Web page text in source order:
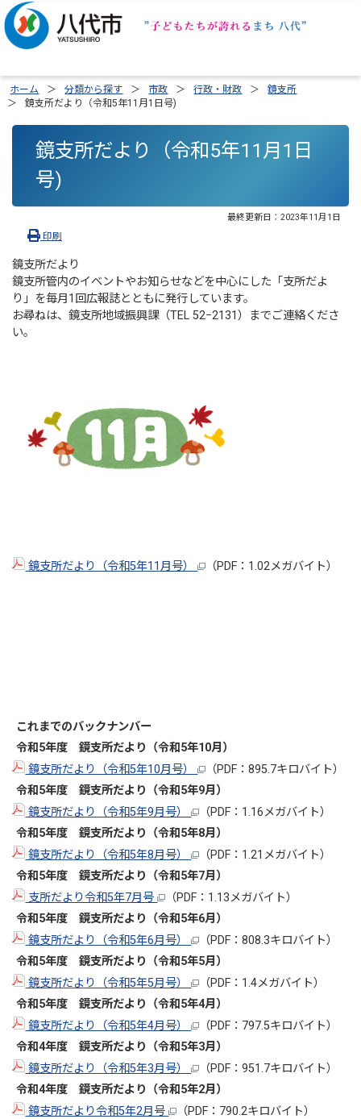
ホーム 分類から探す 市政 行政・財政
鏡支所
鏡支所だより（令和5年11月1日号)
鏡支所だより（令和5年11月1日
号)
最終更新日： 2023年11月1日
印刷
鏡支所だより
鏡支所管内のイベントやお知らせなどを中心にした「支所だよ
り」を毎月1回広報誌とともに発行しています。
お尋ねは、鏡支所地域振興課（TEL 52−2131）までご連絡くださ
い。
鏡支所だより（令和5年11月号） （PDF：1.02メガバイト）
これまでのバックナンバー
令和5年度 鏡支所だより（令和5年10月）
鏡支所だより（令和5年10月号）
（PDF：895.7キロバイト）
令和5年度 鏡支所だより（令和5年9月）
鏡支所だより（令和5年9月号）
（PDF：1.16メガバイト）
令和5年度 鏡支所だより（令和5年8月）
鏡支所だより（令和5年8月号）
（PDF：1.21メガバイト）
令和5年度 鏡支所だより（令和5年7月）
支所だより令和5年7月号
（PDF：1.13メガバイト）
令和5年度 鏡支所だより（令和5年6月）
鏡支所だより（令和5年6月号）
（PDF：808.3キロバイト）
令和5年度 鏡支所だより（令和5年5月）
鏡支所だより（令和5年5月号）
（PDF：1.4メガバイト）
令和5年度 鏡支所だより（令和5年4月）
鏡支所だより（令和5年4月号）
（PDF：797.5キロバイト）
令和4年度 鏡支所だより（令和5年3月）
鏡支所だより（令和5年3月号）
（PDF：951.7キロバイト）
令和4年度 鏡支所だより（令和5年2月）
鏡支所だより令和5年2月号
（PDF：790.2キロバイト）